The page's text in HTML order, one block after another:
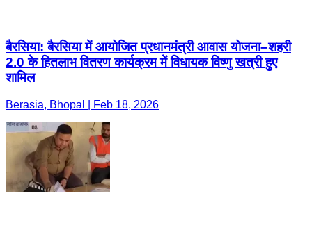
बैरसिया: बैरसिया में आयोजित प्रधानमंत्री आवास योजना–शहरी
2.0 के हितलाभ वितरण कार्यक्रम में विधायक विष्णु खत्री हुए
शामिल
Berasia, Bhopal | Feb 18, 2026